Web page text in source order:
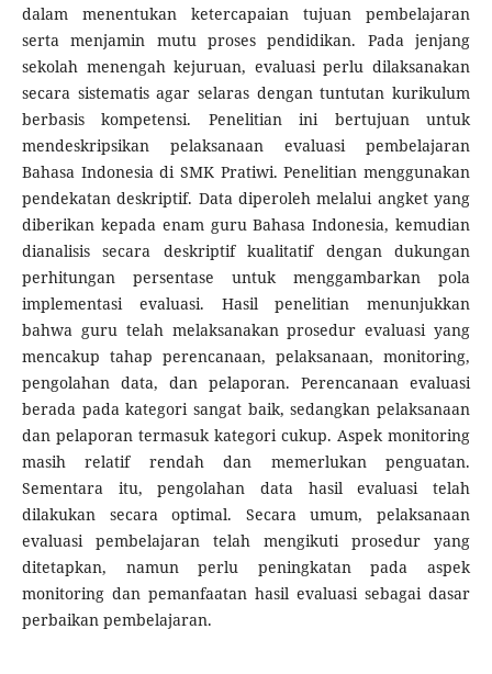
dalam menentukan ketercapaian tujuan pembelajaran
serta menjamin mutu proses pendidikan. Pada jenjang
sekolah menengah kejuruan, evaluasi perlu dilaksanakan
secara sistematis agar selaras dengan tuntutan kurikulum
berbasis kompetensi. Penelitian ini bertujuan untuk
mendeskripsikan pelaksanaan evaluasi pembelajaran
Bahasa Indonesia di SMK Pratiwi. Penelitian menggunakan
pendekatan deskriptif. Data diperoleh melalui angket yang
diberikan kepada enam guru Bahasa Indonesia, kemudian
dianalisis secara deskriptif kualitatif dengan dukungan
perhitungan persentase untuk menggambarkan pola
implementasi evaluasi. Hasil penelitian menunjukkan
bahwa guru telah melaksanakan prosedur evaluasi yang
mencakup tahap perencanaan, pelaksanaan, monitoring,
pengolahan data, dan pelaporan. Perencanaan evaluasi
berada pada kategori sangat baik, sedangkan pelaksanaan
dan pelaporan termasuk kategori cukup. Aspek monitoring
masih relatif rendah dan memerlukan penguatan.
Sementara itu, pengolahan data hasil evaluasi telah
dilakukan secara optimal. Secara umum, pelaksanaan
evaluasi pembelajaran telah mengikuti prosedur yang
ditetapkan, namun perlu peningkatan pada aspek
monitoring dan pemanfaatan hasil evaluasi sebagai dasar
perbaikan pembelajaran.